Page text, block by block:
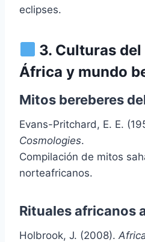
eclipses.
3. Culturas
África y mundo
Mitos bereberes
Evans-Pritchard, E. E.
Cosmologies.
Compilación de mitos
norteafricanos.
Rituales africanos
Holbrook, J. (2008).